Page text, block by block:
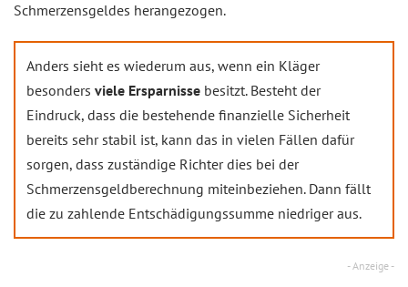
Schmerzensgeldes herangezogen.
Anders sieht es wiederum aus, wenn ein Kläger
besonders viele Ersparnisse besitzt. Besteht der
Eindruck, dass die bestehende finanzielle Sicherheit
bereits sehr stabil ist, kann das in vielen Fällen dafür
sorgen, dass zuständige Richter dies bei der
Schmerzensgeldberechnung miteinbeziehen. Dann fällt
die zu zahlende Entschädigungssumme niedriger aus.